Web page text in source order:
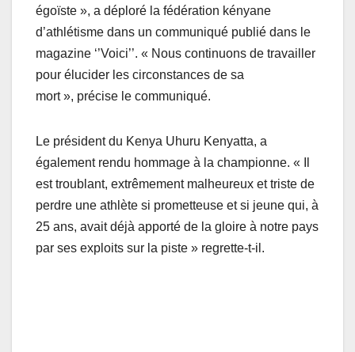
égoïste », a déploré la fédération kényane
d’athlétisme dans un communiqué publié dans le
magazine ‘’Voici’’. « Nous continuons de travailler
pour élucider les circonstances de sa
mort », précise le communiqué.
Le président du Kenya Uhuru Kenyatta, a
également rendu hommage à la championne. « Il
est troublant, extrêmement malheureux et triste de
perdre une athlète si prometteuse et si jeune qui, à
25 ans, avait déjà apporté de la gloire à notre pays
par ses exploits sur la piste » regrette-t-il.